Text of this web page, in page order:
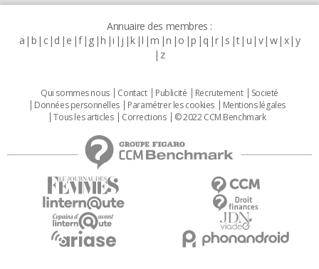
Annuaire des membres :
a b c d e f g h i j k l m n o p q r s t u v w x y
z
Qui sommes nous Contact Publicité Recrutement
Societé
Données personnelles
Paramétrer les cookies
Mentions légales
Tous les articles
Corrections © 2022 CCM Benchmark